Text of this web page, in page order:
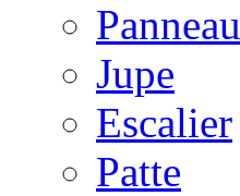
Panneau
Jupe
Escalier
Patte